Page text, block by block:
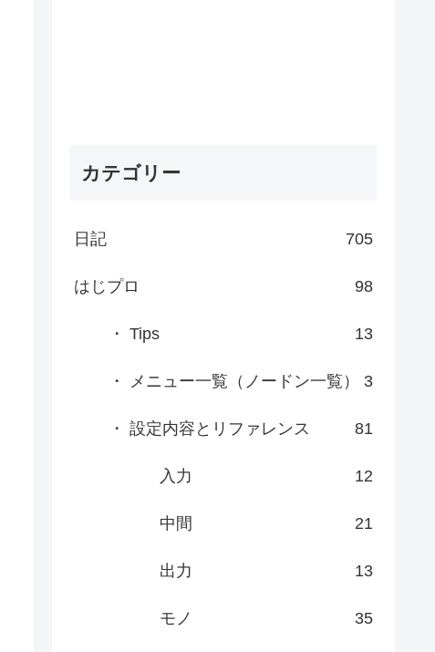
カテゴリー
日記 705
はじプロ 98
・ Tips 13
・ メニュー一覧（ノードン一覧） 3
・ 設定内容とリファレンス 81
入力 12
中間 21
出力 13
モノ 35